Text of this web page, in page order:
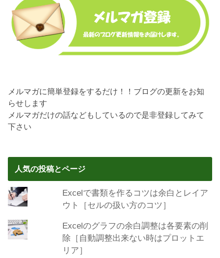
メルマガに簡単登録をするだけ！！ブログの更新をお知
らせします
メルマガだけの話などもしているので是非登録してみて
下さい
人気の投稿とページ
Excelで書類を作るコツは余白とレイア
ウト［セルの扱い方のコツ］
Excelのグラフの余白調整は各要素の削
除［自動調整出来ない時はプロットエ
リア］